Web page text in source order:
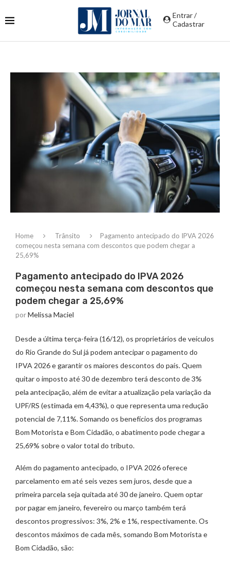
Entrar /
Cadastrar
Home Trânsito
Pagamento antecipado do IPVA 2026
começou nesta semana com descontos que podem chegar a
25,69%
Pagamento antecipado do IPVA 2026
começou nesta semana com descontos que
podem chegar a 25,69%
porMelissa Maciel
Desde a última terça-feira (16/12), os proprietários de veículos
do Rio Grande do Sul já podem antecipar o pagamento do
IPVA 2026 e garantir os maiores descontos do país. Quem
quitar o imposto até 30 de dezembro terá desconto de 3%
pela antecipação, além de evitar a atualização pela variação da
UPF/RS (estimada em 4,43%), o que representa uma redução
potencial de 7,11%. Somando os benefícios dos programas
Bom Motorista e Bom Cidadão, o abatimento pode chegar a
25,69% sobre o valor total do tributo.
Além do pagamento antecipado, o IPVA 2026 oferece
parcelamento em até seis vezes sem juros, desde que a
primeira parcela seja quitada até 30 de janeiro. Quem optar
por pagar em janeiro, fevereiro ou março também terá
descontos progressivos: 3%, 2% e 1%, respectivamente. Os
descontos máximos de cada mês, somando Bom Motorista e
Bom Cidadão, são: